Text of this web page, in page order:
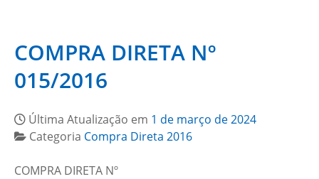
COMPRA DIRETA Nº
015/2016
Última Atualização em 1 de março de 2024
Categoria Compra Direta 2016
COMPRA DIRETA Nº